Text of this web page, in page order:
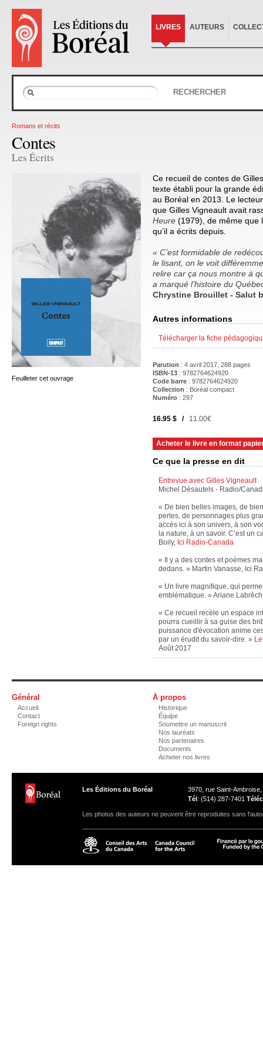
LIVRES AUTEURS
RECHERCHER
Romans et récits
Contes
Les Écrits
Feuilleter cet ouvrage
Ce recueil de contes de
texte établi pour la grande
au Boréal en 2013. Le
que Gilles Vigneault avait
Heure (1979), de même que
qu’il a écrits depuis.
« C’est formidable de
le lisant, on le voit
relire car ça nous montre à
a marqué l’histoire du
Chrystine Brouillet - Salut
Autres informations
Télécharger la fiche
Parution : 4 avril 2017, 288 pages
ISBN-13 : 9782764624920
Code barre : 9782764624920
Collection : Boréal compact
Numéro : 297
16.95 $ /11.00€
Acheter le livre en format
Ce que la presse en dit
Entrevue avec Gilles Vigneault
Michel Désautels - Radio/
« De bien belles images, de
perles, de personnages plus
accès ici à son univers, à son
la nature, à un savoir. C’est un
Boily, Ici Radio-Canada
« Il y a des contes et poèmes
dedans. » Martin Vanasse, Ici
« Un livre magnifique, qui
emblématique. » Ariane
« Ce recueil recèle un espace
pourra cueillir à sa guise des
puissance d'évocation anime
par un érudit du savoir-dire. »
Août 2017
Général
Accueil
Contact
Foreign rights
À propos
Historique
Équipe
Soumettre un manuscrit
Nos lauréats
Nos partenaires
Documents
Acheter nos livres
Les Éditions du Boréal
3970, rue Saint-
Tél : (514) 287-7401 Téléc
Les photos des auteurs ne peuvent être reproduites sans